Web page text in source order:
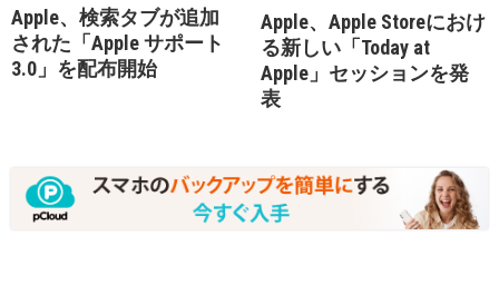
Apple、検索タブが追加
された「Apple サポート
3.0」を配布開始
Apple、Apple Storeにおけ
る新しい「Today at
Apple」セッションを発
表